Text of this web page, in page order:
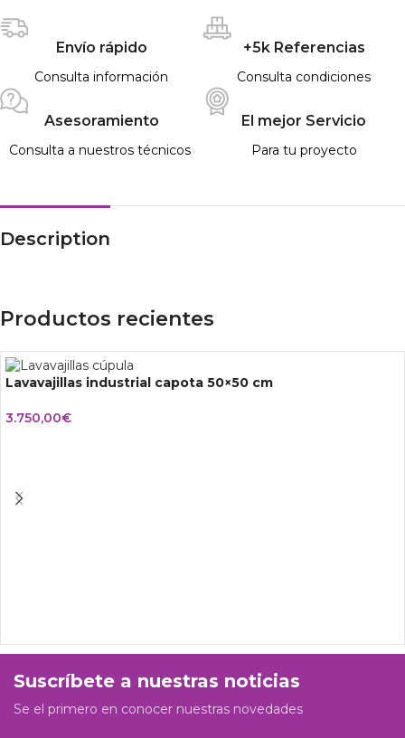
Envío rápido
Consulta información
+5k Referencias
Consulta condiciones
Asesoramiento
Consulta a nuestros técnicos
El mejor Servicio
Para tu proyecto
Description
Productos recientes
Lavavajillas industrial capota 50×50 cm
3.750,00€
Suscríbete a nuestras noticias
Se el primero en conocer nuestras novedades